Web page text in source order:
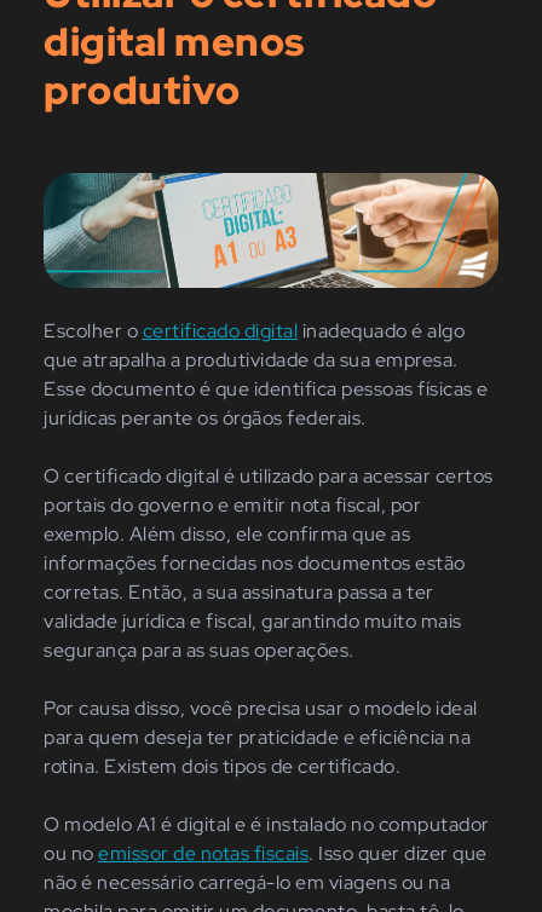
digital menos
produtivo
Escolher ocertificado digital inadequado é algo
que atrapalha a produtividade da sua empresa.
Esse documento é que identifica pessoas físicas e
jurídicas perante os órgãos federais.
O certificado digital é utilizado para acessar certos
portais do governo e emitir nota fiscal, por
exemplo. Além disso, ele confirma que as
informações fornecidas nos documentos estão
corretas. Então, a sua assinatura passa a ter
validade jurídica e fiscal, garantindo muito mais
segurança para as suas operações.
Por causa disso, você precisa usar o modelo ideal
para quem deseja ter praticidade e eficiência na
rotina. Existem dois tipos de certificado.
O modelo A1 é digital e é instalado no computador
ou noemissor de notas fiscais. Isso quer dizer que
não é necessário carregá-lo em viagens ou na